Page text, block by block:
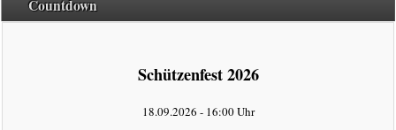
Impressum
Countdown
Schützenfest 2026
18.09.2026 - 16:00 Uhr